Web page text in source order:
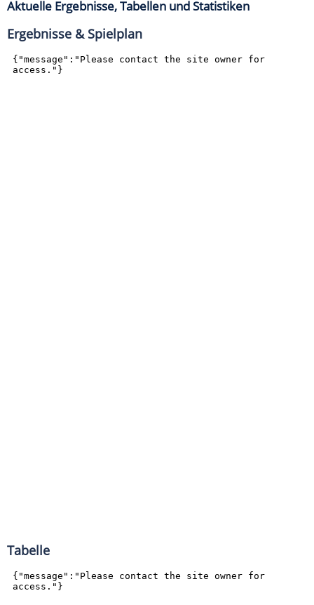
Aktuelle Ergebnisse, Tabellen und Statistiken
Ergebnisse & Spielplan
Tabelle